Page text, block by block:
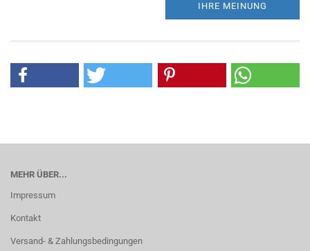
IHRE MEINUNG
MEHR ÜBER...
Impressum
Kontakt
Versand- & Zahlungsbedingungen